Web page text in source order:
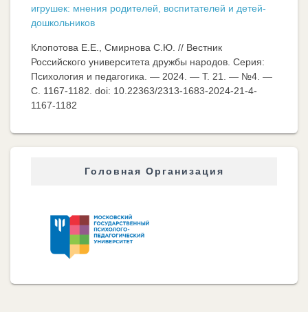
игрушек: мнения родителей, воспитателей и детей-
дошкольников
Клопотова Е.Е., Смирнова С.Ю. // Вестник
Российского университета дружбы народов. Серия:
Психология и педагогика. — 2024. — Т. 21. — №4. —
C. 1167-1182. doi: 10.22363/2313-1683-2024-21-4-
1167-1182
Головная Организация